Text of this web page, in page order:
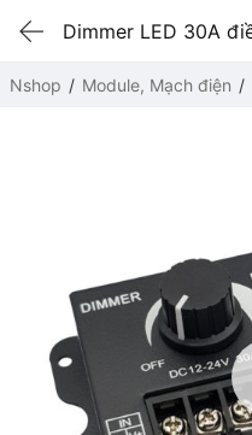
Nshop Module, Mạch điện